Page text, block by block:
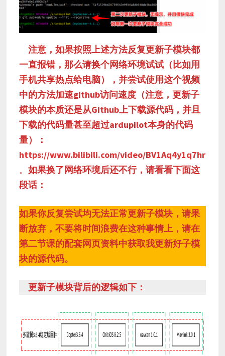
注意，如果按照上述方法反复更新子模块都
一直报错，那么请换个网络环境试试（比如用
手机共享热点给电脑），并尝试使用这个视频
中的方法加速github访问速度（注意，更新子
模块的本质还是从Github上下载源代码，并且
下载的代码量甚至超过ardupilot本身的代码
量）：
https://www.bilibili.com/video/BV1Aq4y1q7hr
。 如果换了网络环境后还不行，请看看下面这
段话：
如果你反复尝试均无法正常更新子模块，请果
断放弃，不要将时间浪费在这种事情上，请在
第二节课的配套网页资料中获取我更新好子模
块的源代码。
更新子模块背后的逻辑如下：